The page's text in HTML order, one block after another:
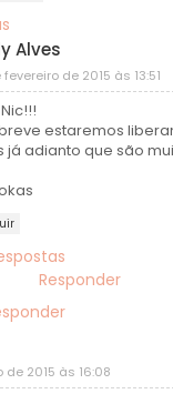
Alves
fevereiro de 2015 às 13:51
estaremos
já adianto que são
Responder
de 2015 às 16:08